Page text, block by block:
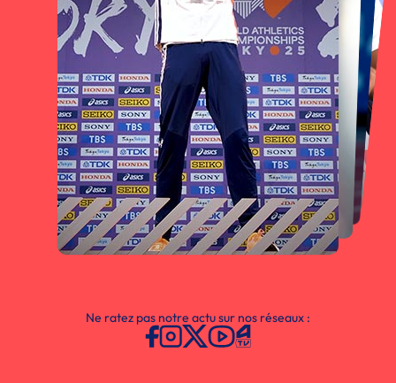
Ne ratez pas notre actu sur nos réseaux :